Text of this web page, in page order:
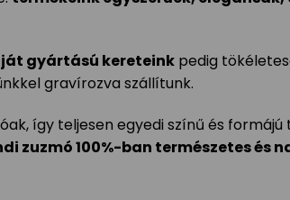
gyártású kereteink pedig
gravírozva szállítunk.
így teljesen egyedi színű és
zuzmó 100%-ban természetes és